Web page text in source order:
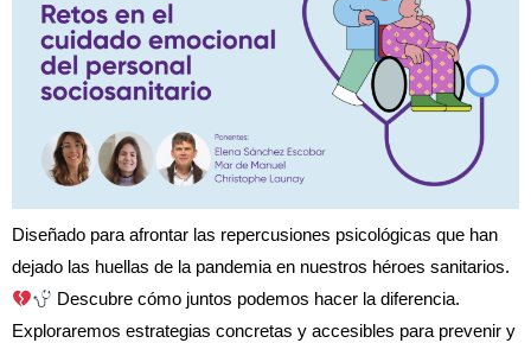
Diseñado para afrontar las repercusiones psicológicas que han
dejado las huellas de la pandemia en nuestros héroes sanitarios.
Descubre cómo juntos podemos hacer la diferencia.
Exploraremos estrategias concretas y accesibles para prevenir y